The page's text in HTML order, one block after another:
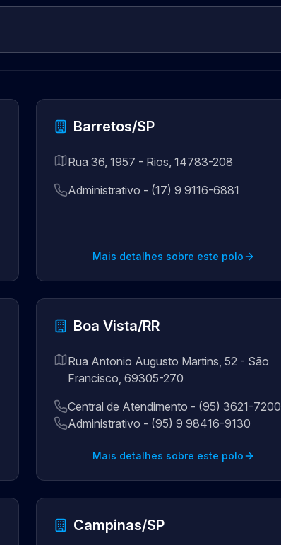
Barretos/SP
Rua 36, 1957 - Rios, 14783-208
Administrativo - (17) 9 9116-6881
Mais detalhes sobre este polo
Boa Vista/RR
Rua Antonio Augusto Martins, 52 - São
Francisco, 69305-270
Central de Atendimento - (95) 3621-7200
Administrativo - (95) 9 98416-9130
Mais detalhes sobre este polo
Campinas/SP